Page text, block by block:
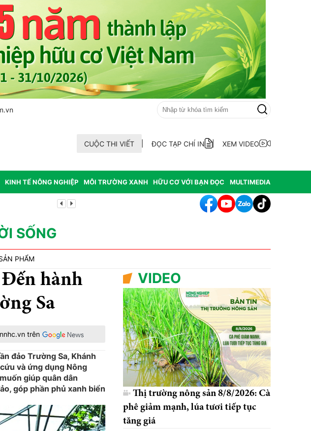
CUỘC THI VIẾT ĐỌC TẠP CHÍ IN XEM VIDEO
KINH TẾ NÔNG NGHIỆP MÔI TRƯỜNG XANH HỮU CƠ VỚI BẠN ĐỌC MULTIMEDIA
Tổ chức lấy mẫu AND 70 hài cốt liệt sĩ chưa xác định thông tin tại xã Ea Kar tỉnh
SỐNG
PHẨM
Đến hành
Sa
trên
đảo Trường Sa, Khánh
và ứng dụng Nông
giúp quân dân
góp phần phủ xanh biển
VIDEO
Thị trường nông sản 8/8/2026: Cà
phê giảm mạnh, lúa tươi tiếp tục
tăng giá